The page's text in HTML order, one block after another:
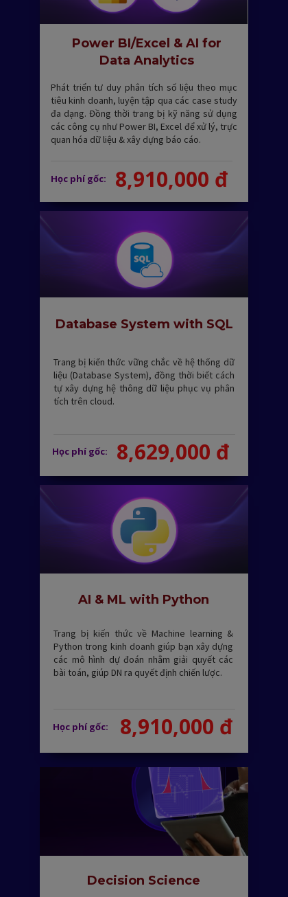
Phát triển tư duy phân tích số liệu theo mục
tiêu kinh doanh, luyện tập qua các case study
đa dạng. Đồng thời trang bị kỹ năng sử dụng
các công cụ như Power BI, Excel để xử lý, trực
quan hóa dữ liệu & xây dựng báo cáo.
Power BI/Excel & AI for
Data Analytics
Học phí gốc: 8,910,000 đ
Trang bị kiến thức vững chắc về hệ thống dữ
liệu (Database System), đồng thời biết cách
tự xây dựng hệ thông dữ liệu phục vụ phân
tích trên cloud.
Database System with SQL
Học phí gốc: 8,629,000 đ
Trang bị kiến thức về Machine learning &
Python trong kinh doanh giúp bạn xây dựng
các mô hình dự đoán nhằm giải quyết các
bài toán, giúp DN ra quyết định chiến lược.
AI & ML with Python
Học phí gốc: 8,910,000 đ
Decision Science